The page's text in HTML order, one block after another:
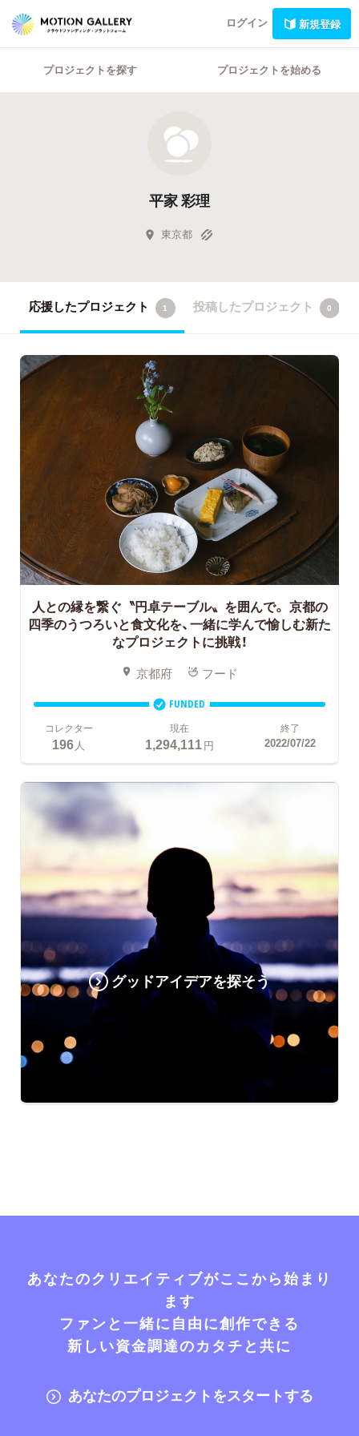
ログイン 新規登録
プロジェクトを探す プロジェクトを始める
平家 彩理
東京都
応援したプロジェクト 1 投稿したプロジェクト 0
人との縁を繋ぐ〝円卓テーブル〟を囲んで。 京都の
四季のうつろいと食文化を、一緒に学んで愉しむ新た
なプロジェクトに挑戦！
京都府 フード
FUNDED
コレクター
196 人
現在
1,294,111円
終了
2022/07/22
グッドアイデアを探そう
あなたのクリエイティブがここから始まり
ます
ファンと一緒に自由に創作できる
新しい資金調達のカタチと共に
あなたのプロジェクトをスタートする